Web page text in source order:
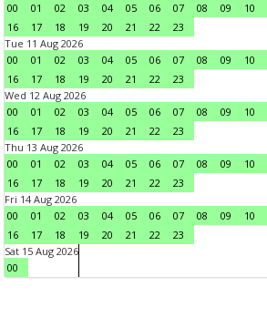
00
01 02 03 04 05 06 07 08 09 10
16
17 18 19 20 21 22
23
Tue 11 Aug 2026
00
01 02 03 04 05 06 07 08 09 10
16
17 18 19 20 21 22
23
Wed 12 Aug 2026
00
01 02 03 04 05 06 07 08 09 10
16
17 18 19 20 21 22
23
Thu 13 Aug 2026
00
01 02 03 04 05 06 07 08 09 10
16
17 18 19 20 21 22
23
Fri 14 Aug 2026
00
01 02 03 04 05 06 07 08 09 10
16
17 18 19 20 21 22
23
Sat 15 Aug 2026
00